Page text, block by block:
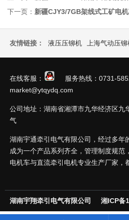
下一页： 新疆CJY3/7GB架线式工矿电
友情链接： 液压压铆机 上海气动压
在线客服：
服务热线：0731-
market@ytqydq.com
公司地址：湖南省湘潭市九华经济区九
气
湖南宇通牵引电气有限公司，经过多年
成为一个产品系列齐全，管理制度规范
电机车与直流牵引电机专业生产厂家，
湖南宇翔牵引电气有限公司 湘ICP备